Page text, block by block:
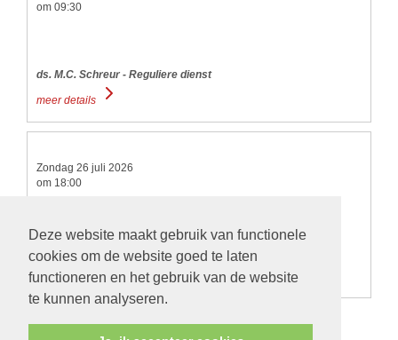
Deze website maakt gebruik van functionele
cookies om de website goed te laten
functioneren en het gebruik van de website
te kunnen analyseren.
om 09:30
ds. M.C. Schreur - Reguliere dienst
meer details
Zondag 26 juli 2026
om 18:00
ds. M.C. Schreur - Reguliere dienst
meer details